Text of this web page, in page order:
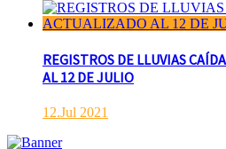
REGISTROS DE LLUVIAS
AL 12 DE JULIO
12.Jul 2021